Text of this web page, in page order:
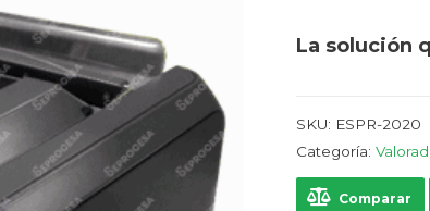
La solución
SKU: ESPR-2020
Categoría:
Comparar